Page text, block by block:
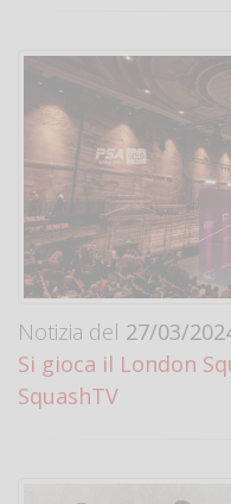
Notizia del 27/03/
Si gioca il London
SquashTV